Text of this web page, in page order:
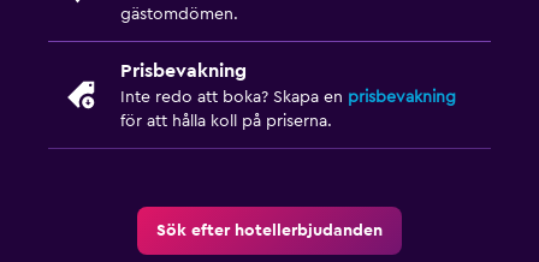
gästomdömen.
Prisbevakning
Inte redo att boka? Skapa en prisbevakning
för att hålla koll på priserna.
Sök efter hotellerbjudanden